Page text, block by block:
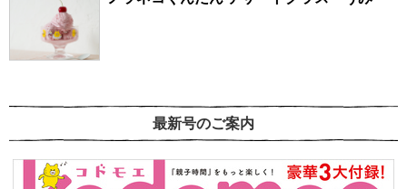
最新号のご案内